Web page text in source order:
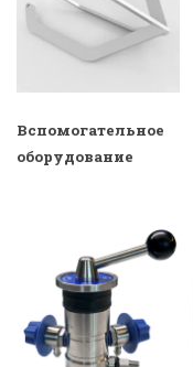
Вспомогательное
оборудование